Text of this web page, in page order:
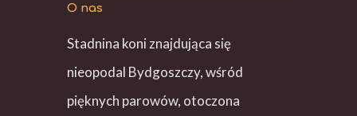
O nas
Stadnina koni znajdująca się
nieopodal Bydgoszczy, wśród
pięknych parowów, otoczona